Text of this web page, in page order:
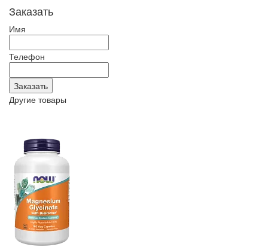
Заказать
Имя
Телефон
Другие товары